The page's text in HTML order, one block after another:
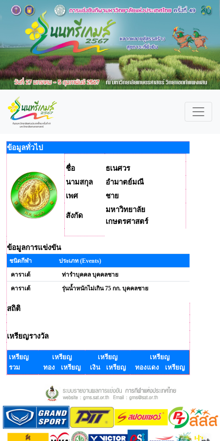
ข้อมูลทั่วไป
ชื่อ
ธเนศวร
นามสกุล
อำมาตย์มณี
เพศ
ชาย
สังกัด
มหาวิทยาลัย
เกษตรศาสตร์
ข้อมูลการแข่งขัน
ชนิดกีฬา
ประเภท (Events)
คาราเต้
ท่ารำบุคคล บุคคลชาย
คาราเต้
รุ่นน้ำหนักไม่เกิน 75 กก. บุคคลชาย
สถิติ
เหรียญรางวัล
เหรียญ
รวม
เหรียญ
ทอง เหรียญ
เหรียญ
เงิน เหรียญ
เหรียญ
ทองแดง เหรียญ